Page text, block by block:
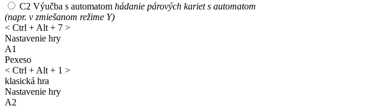
C2 Výučba s automatom hádanie párových kariet s automatom
(napr. v zmiešanom režime Y)
< Ctrl + Alt + 7 >
Nastavenie hry
A1
Pexeso
< Ctrl + Alt + 1 >
klasická hra
Nastavenie hry
A2